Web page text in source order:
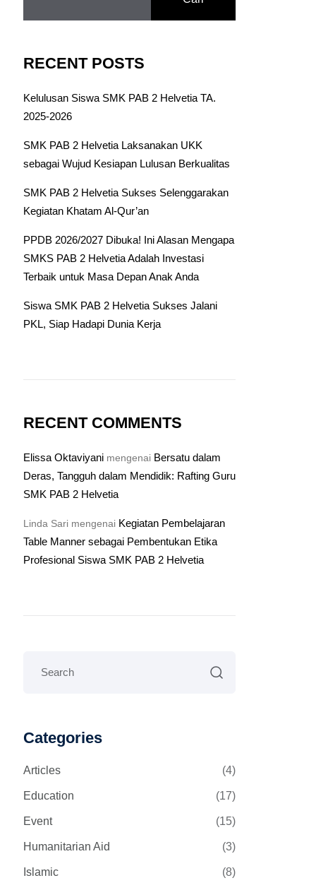
RECENT POSTS
Kelulusan Siswa SMK PAB 2 Helvetia TA.
2025-2026
SMK PAB 2 Helvetia Laksanakan UKK
sebagai Wujud Kesiapan Lulusan Berkualitas
SMK PAB 2 Helvetia Sukses Selenggarakan
Kegiatan Khatam Al-Qur’an
PPDB 2026/2027 Dibuka! Ini Alasan Mengapa
SMKS PAB 2 Helvetia Adalah Investasi
Terbaik untuk Masa Depan Anak Anda
Siswa SMK PAB 2 Helvetia Sukses Jalani
PKL, Siap Hadapi Dunia Kerja
RECENT COMMENTS
Elissa Oktaviyani mengenai Bersatu dalam
Deras, Tangguh dalam Mendidik: Rafting Guru
SMK PAB 2 Helvetia
Linda Sari mengenai Kegiatan Pembelajaran
Table Manner sebagai Pembentukan Etika
Profesional Siswa SMK PAB 2 Helvetia
Categories
Articles (4)
Education (17)
Event (15)
Humanitarian Aid (3)
Islamic (8)